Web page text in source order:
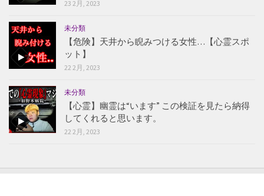
23 2月, 2023
未分類
【危険】天井から睨みつける女性…【心霊スポ
ット】
22 2月, 2023
未分類
【心霊】幽霊は“います” この検証を見たら納得
してくれると思います。
22 2月, 2023